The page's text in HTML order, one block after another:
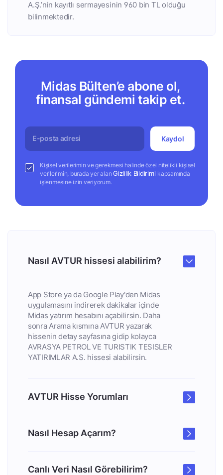
A.Ş.’nin kayıtlı sermayesinin 960 bin TL olduğu
bilinmektedir.
Midas Bülten’e abone ol,
finansal gündemi takip et.
Kaydol
Kişisel verilerimin ve gerekmesi halinde özel nitelikli kişisel
verilerimin, burada yer alanGizlilik Bildirimi kapsamında
işlenmesine izin veriyorum.
Nasıl AVTUR hissesi alabilirim?
App Store ya da Google Play'den Midas
uygulamasını indirerek dakikalar içinde
Midas yatırım hesabını açabilirsin. Daha
sonra Arama kısmına AVTUR yazarak
hissenin detay sayfasına gidip kolayca
AVRASYA PETROL VE TURISTIK TESISLER
YATIRIMLAR A.S. hissesi alabilirsin.
AVTUR Hisse Yorumları
Nasıl Hesap Açarım?
Canlı Veri Nasıl Görebilirim?